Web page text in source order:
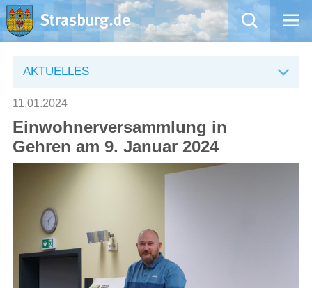
Aktuelles
Rathaus
Natur – Kultur – Tourismus
Wirtschaft
Willkommen in Strasburg (Uckermark)
AKTUELLES
11.01.2024
Einwohnerversammlung in
Gehren am 9. Januar 2024